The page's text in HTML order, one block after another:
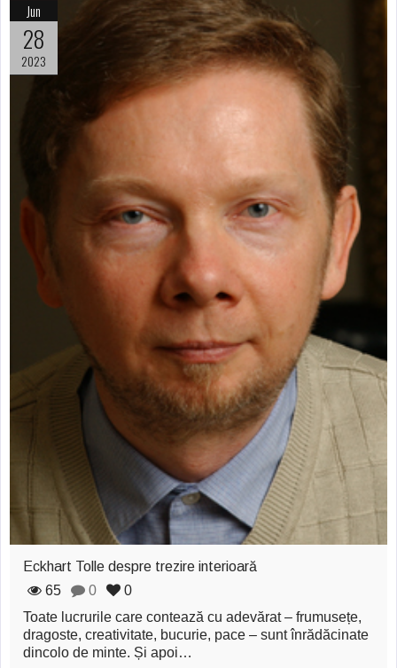
de vrăjitoare din
Suedia
zburătoare în Mexic
Magia în Thailanda
Madona lacrimilor
din Siracusa
Uimitoarea viaţă a
Teresei Neumann
Derba, un oraş
misterios vizitat şi
de sfântul Petre
Vrăjitorul Merlin şi
regele Arthur
Şi-a vândut soţia
pentru un ritual de
Jun
28
2023
Eckhart Tolle despre trezire interioară
65
0
0
Toate lucrurile care contează cu adevărat – frumusețe,
dragoste, creativitate, bucurie, pace – sunt înrădăcinate
dincolo de minte. Și apoi…